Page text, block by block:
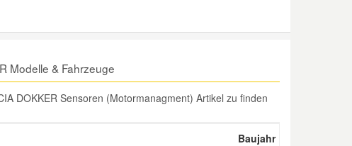
Modelle & Fahrzeuge
DOKKER Sensoren (Motormanagment) Artikel zu finden
Baujahr